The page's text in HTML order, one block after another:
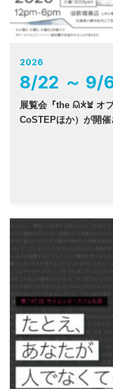
2026
8/22 ～ 9/
CoSTEPほか）が開催